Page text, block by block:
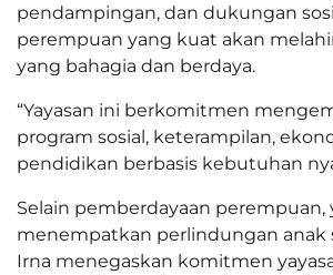
pendampingan, dan dukungan
perempuan yang kuat akan
yang bahagia dan berdaya.
“Yayasan ini berkomitmen
program sosial, keterampilan,
pendidikan berbasis kebutuhan
Selain pemberdayaan perempuan,
menempatkan perlindungan anak
Irna menegaskan komitmen